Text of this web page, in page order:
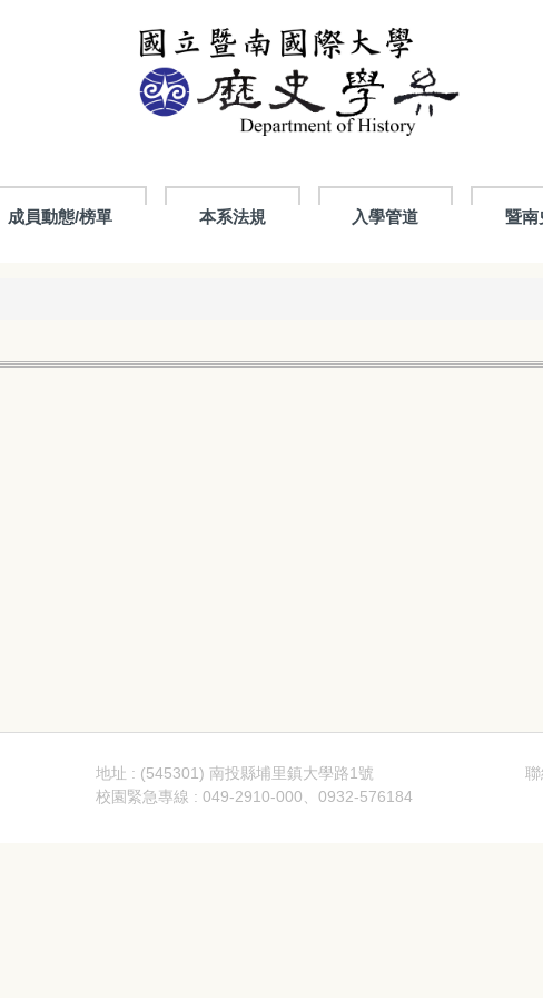
成員動態/榜單 本系法規 入學管道 暨南
地址 : (545301) 南投縣埔里鎮大學路1號
校園緊急專線 : 049-2910-000、0932-576184